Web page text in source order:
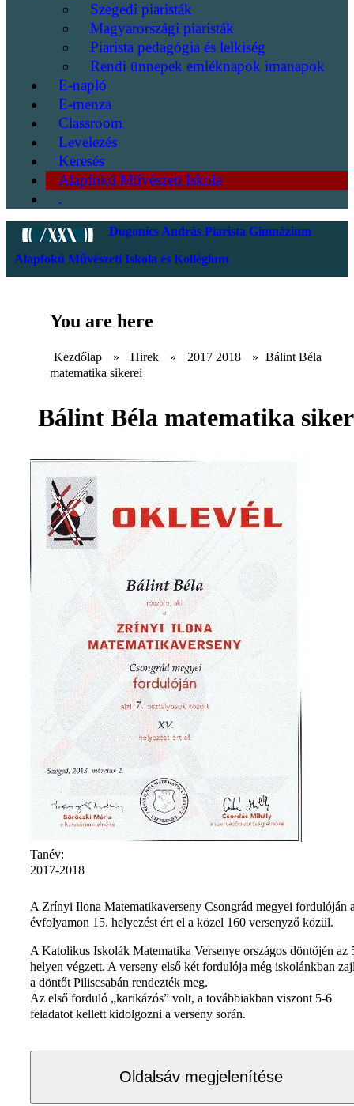
Szegedi piaristák
Magyarországi piaristák
Piarista pedagógia és lelkiség
Rendi ünnepek emléknapok imanapok
E-napló
E-menza
Classroom
Levelezés
Keresés
Alapfokú Művészeti Iskola
.
Dugonics András Piarista Gimnázium
Alapfokú Művészeti Iskola és Kollégium
You are here
Kezdőlap » Hirek » 2017 2018 » Bálint Béla
matematika sikerei
Bálint Béla matematika
Tanév:
2017-2018
A Zrínyi Ilona Matematikaverseny Csongrád megyei fordulóján
évfolyamon 15. helyezést ért el a közel 160 versenyző közül.
A Katolikus Iskolák Matematika Versenye országos döntőjén az
helyen végzett. A verseny első két fordulója még iskolánkban
a döntőt Piliscsabán rendezték meg.
Az első forduló „karikázós” volt, a továbbiakban viszont 5-6
feladatot kellett kidolgozni a verseny során.
Oldalsáv megjelenítése